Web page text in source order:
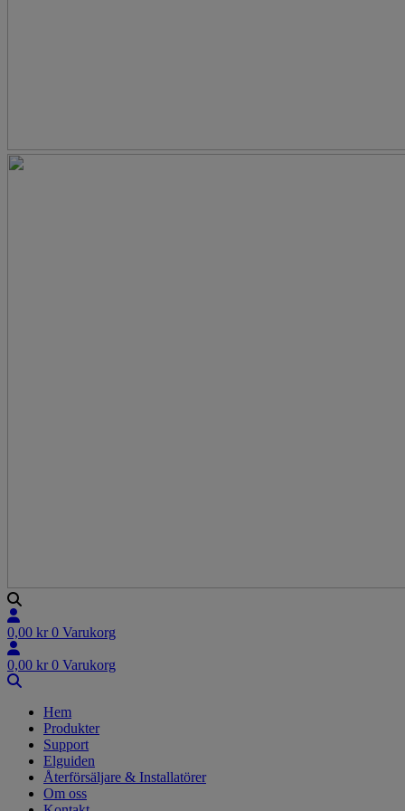
0,00 kr 0 Varukorg
0,00 kr 0 Varukorg
Hem
Produkter
Support
Elguiden
Återförsäljare & Installatörer
Om oss